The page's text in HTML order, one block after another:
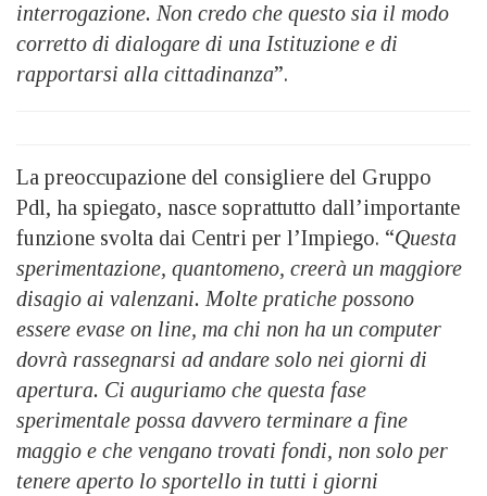
interrogazione. Non credo che questo sia il modo
corretto di dialogare di una Istituzione e di
rapportarsi alla cittadinanza”.
La preoccupazione del consigliere del Gruppo
Pdl, ha spiegato, nasce soprattutto dall’importante
funzione svolta dai Centri per l’Impiego. “Questa
sperimentazione, quantomeno, creerà un maggiore
disagio ai valenzani. Molte pratiche possono
essere evase on line, ma chi non ha un computer
dovrà rassegnarsi ad andare solo nei giorni di
apertura. Ci auguriamo che questa fase
sperimentale possa davvero terminare a fine
maggio e che vengano trovati fondi, non solo per
tenere aperto lo sportello in tutti i giorni